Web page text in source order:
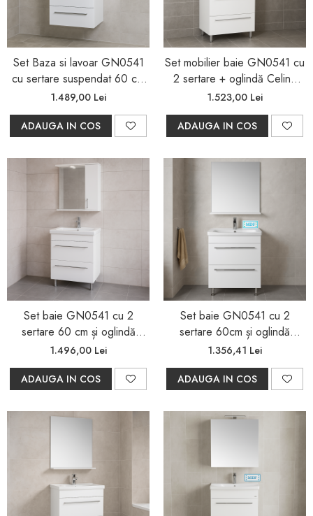
Set Baza si lavoar GN0541
cu sertare suspendat 60 cm
si oglinda GN 5011
1.489,00 Lei
ADAUGA IN COS
Set mobilier baie GN0541 cu
2 sertare + oglindă Celine
LED, lavoar 60 cm
1.523,00 Lei
ADAUGA IN COS
Set baie GN0541 cu 2
sertare 60 cm și oglindă
GN0201 LED, alb
1.496,00 Lei
ADAUGA IN COS
Set baie GN0541 cu 2
sertare 60cm și oglindă
GN0551
1.356,41 Lei
ADAUGA IN COS